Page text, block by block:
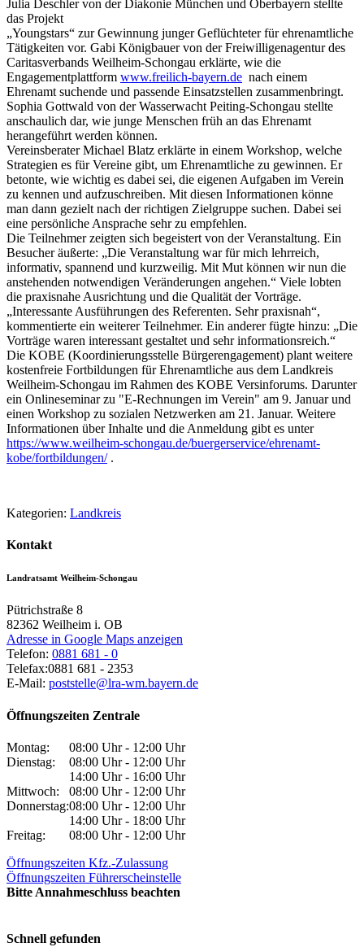
Julia Deschler von der Diakonie München und Oberbayern stellte
das Projekt
„Youngstars“ zur Gewinnung junger Geflüchteter für ehrenamtliche
Tätigkeiten vor. Gabi Königbauer von der Freiwilligenagentur des
Caritasverbands Weilheim-Schongau erklärte, wie die
Engagementplattform www.freilich-bayern.de nach einem
Ehrenamt suchende und passende Einsatzstellen zusammenbringt.
Sophia Gottwald von der Wasserwacht Peiting-Schongau stellte
anschaulich dar, wie junge Menschen früh an das Ehrenamt
herangeführt werden können.
Vereinsberater Michael Blatz erklärte in einem Workshop, welche
Strategien es für Vereine gibt, um Ehrenamtliche zu gewinnen. Er
betonte, wie wichtig es dabei sei, die eigenen Aufgaben im Verein
zu kennen und aufzuschreiben. Mit diesen Informationen könne
man dann gezielt nach der richtigen Zielgruppe suchen. Dabei sei
eine persönliche Ansprache sehr zu empfehlen.
Die Teilnehmer zeigten sich begeistert von der Veranstaltung. Ein
Besucher äußerte: „Die Veranstaltung war für mich lehrreich,
informativ, spannend und kurzweilig. Mit Mut können wir nun die
anstehenden notwendigen Veränderungen angehen.“ Viele lobten
die praxisnahe Ausrichtung und die Qualität der Vorträge.
„Interessante Ausführungen des Referenten. Sehr praxisnah“,
kommentierte ein weiterer Teilnehmer. Ein anderer fügte hinzu: „Die
Vorträge waren interessant gestaltet und sehr informationsreich.“
Die KOBE (Koordinierungsstelle Bürgerengagement) plant weitere
kostenfreie Fortbildungen für Ehrenamtliche aus dem Landkreis
Weilheim-Schongau im Rahmen des KOBE Versinforums. Darunter
ein Onlineseminar zu "E-Rechnungen im Verein" am 9. Januar und
einen Workshop zu sozialen Netzwerken am 21. Januar. Weitere
Informationen über Inhalte und die Anmeldung gibt es unter
https://www.weilheim-schongau.de/buergerservice/ehrenamt-
kobe/fortbildungen/.
Kategorien: Landkreis
Kontakt
Landratsamt Weilheim-Schongau
Pütrichstraße 8
82362 Weilheim i. OB
Adresse in Google Maps anzeigen
Telefon: 0881 681 - 0
Telefax:0881 681 - 2353
E-Mail: poststelle@lra-wm.bayern.de
Öffnungszeiten Zentrale
Montag:
08:00 Uhr - 12:00 Uhr
Dienstag:
08:00 Uhr - 12:00 Uhr
14:00 Uhr - 16:00 Uhr
Mittwoch:
08:00 Uhr - 12:00 Uhr
Donnerstag:08:00 Uhr - 12:00 Uhr
14:00 Uhr - 18:00 Uhr
Freitag:
08:00 Uhr - 12:00 Uhr
Öffnungszeiten Kfz.-Zulassung
Öffnungszeiten Führerscheinstelle
Bitte Annahmeschluss beachten
Schnell gefunden